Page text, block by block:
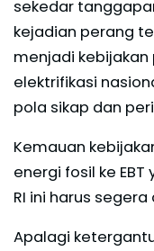
sekedar
kejadian perang
menjadi
elektrifikasi
pola sikap dan
Kemauan
energi fosil ke
RI ini harus
Apalagi